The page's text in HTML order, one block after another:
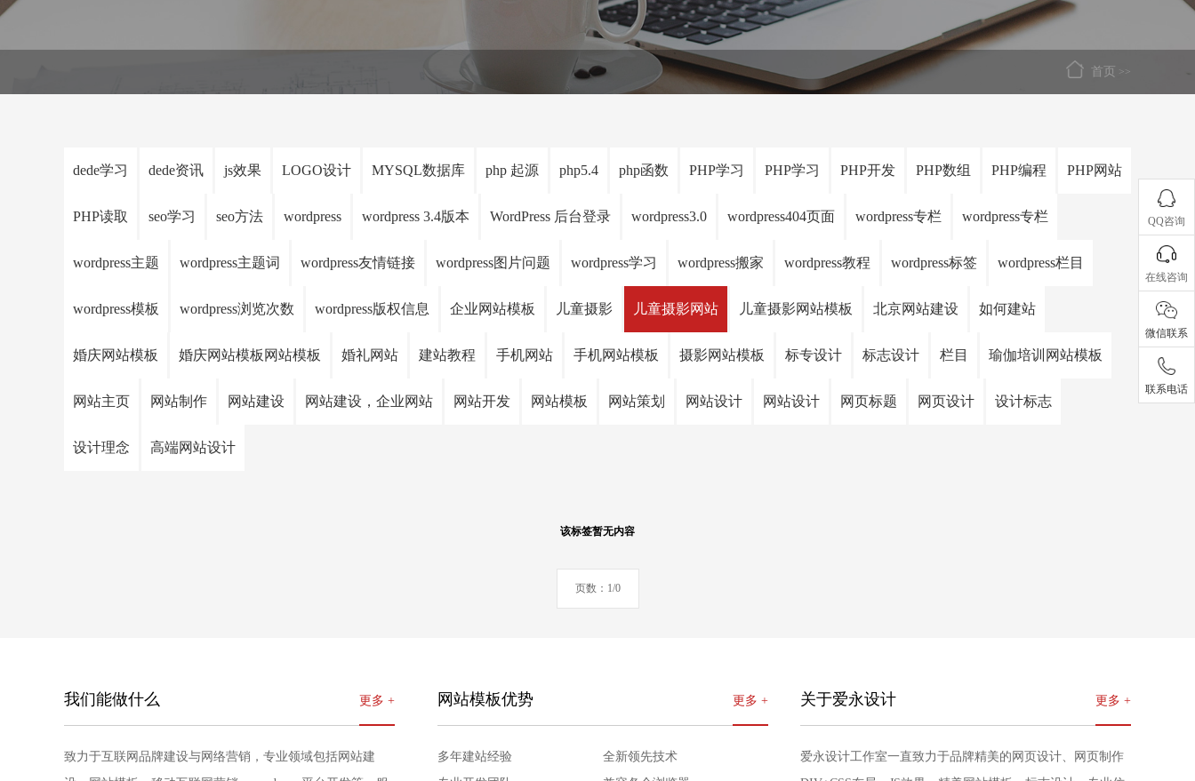
首页 >>
儿童摄影网站
dede学习 dede资讯 js效果 LOGO设计 MYSQL数据库 php 起源 php5.4 php函数 PHP学习 PHP学习 PHP开发 PHP数组 PHP编程 PHP网站
PHP读取 seo学习 seo方法 wordpress wordpress 3.4版本 WordPress 后台登录 wordpress3.0 wordpress404页面 wordpress专栏 wordpress专栏
wordpress主题 wordpress主题词 wordpress友情链接 wordpress图片问题 wordpress学习 wordpress搬家 wordpress教程 wordpress标签 wordpress栏目
wordpress模板 wordpress浏览次数 wordpress版权信息 企业网站模板 儿童摄影 儿童摄影网站 儿童摄影网站模板 北京网站建设 如何建站
婚庆网站模板 婚庆网站模板网站模板 婚礼网站 建站教程 手机网站 手机网站模板 摄影网站模板 标专设计 标志设计 栏目 瑜伽培训网站模板
网站主页 网站制作 网站建设 网站建设，企业网站 网站开发 网站模板 网站策划 网站设计 网站设计 网页标题 网页设计 设计标志
设计理念 高端网站设计
该标签暂无内容
页数：1/0
更多 +
我们能做什么
致力于互联网品牌建设与网络营销，专业领域包括网站建
更多 +
网站模板优势
多年建站经验
全新领先技术
更多 +
关于爱永设计
爱永设计工作室一直致力于品牌精美的网页设计、网页制作
QQ咨询
在线咨询
微信联系
联系电话